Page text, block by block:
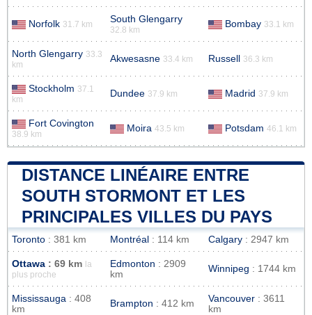
Norfolk 31.7 km South Glengarry
32.8 km
Bombay 33.1 km
North Glengarry 33.3
km
Akwesasne 33.4 km Russell 36.3 km
Stockholm 37.1
km
Dundee 37.9 km Madrid 37.9 km
Fort Covington
38.9 km
Moira 43.5 km Potsdam 46.1 km
DISTANCE LINÉAIRE ENTRE
SOUTH STORMONT ET LES
PRINCIPALES VILLES DU PAYS
Toronto : 381 km Montréal : 114 km Calgary : 2947 km
Ottawa : 69 km
la
plus proche
Edmonton : 2909
km
Winnipeg : 1744 km
Mississauga : 408
km
Brampton : 412 km Vancouver : 3611
km